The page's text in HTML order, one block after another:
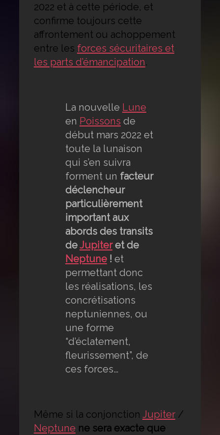
2022 et à cette période, et
confirme toujours cette
affrontement ou achoppement
entre les forces sécuritaires et
les parts d’émancipation.
La nouvelle Lune
en Poissons de
début mars 2022 et
toute la lunaison
qui s’en suivra
forment un facteur
déclencheur
particulièrement
important aux
abords des transits
deJupiteret de
Neptune! et
permettant donc
les réalisations, les
concrétisations
neptuniennes, ou
une forme
“d’éclatement,
fleurissement”, de
ces forces…
Même si la conjonction Jupiter/
Neptune ne sera exacte que